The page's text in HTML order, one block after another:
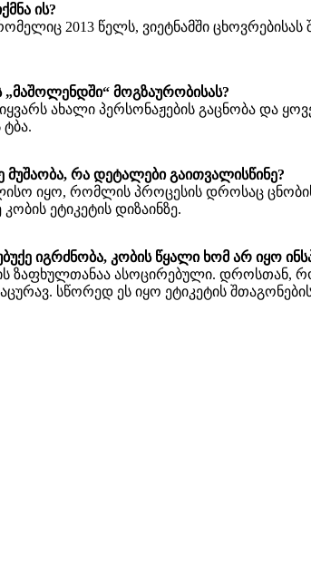
ის?
2013 წელს, ვიეტნამში
„მაშოლენდში“ მოგზაურობისას?
ახალი პერსონაჟების გაცნობა
მუშაობა, რა დეტალები გაითვალისწინე?
იყო, რომლის პროცესის დროსაც
ეტიკეტის დიზაინზე.
იგრძნობა, კობის წყალი ხომ არ იყო
ზაფხულთანაა ასოცირებული.
სწორედ ეს იყო ეტიკეტის